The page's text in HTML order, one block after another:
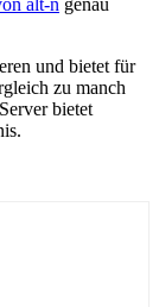
und bietet für
zu manch
bietet